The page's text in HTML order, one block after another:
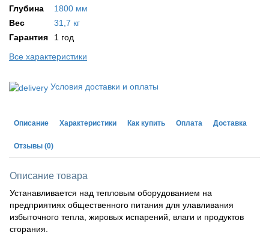
Глубина
1800 мм
Вес
31,7 кг
Гарантия
1 год
Все характеристики
Условия доставки и оплаты
Описание Характеристики Как купить Оплата Доставка
Отзывы (0)
Описание товара
Устанавливается над тепловым оборудованием на
предприятиях общественного питания для улавливания
избыточного тепла, жировых испарений, влаги и продуктов
сгорания.